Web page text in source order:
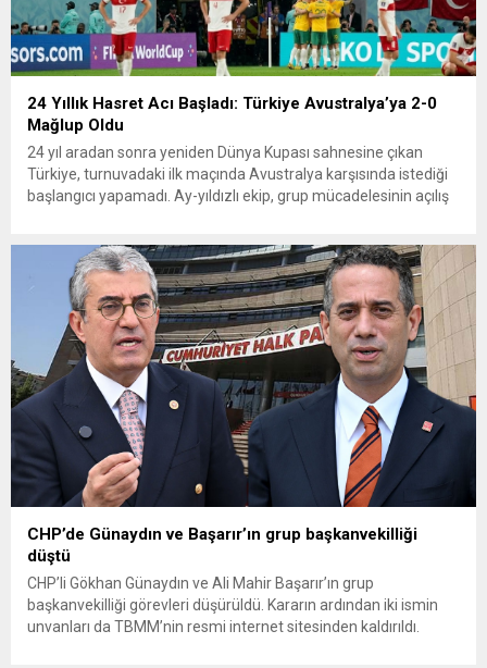
24 Yıllık Hasret Acı Başladı: Türkiye Avustralya’ya 2-0
Mağlup Oldu
24 yıl aradan sonra yeniden Dünya Kupası sahnesine çıkan
Türkiye, turnuvadaki ilk maçında Avustralya karşısında istediği
başlangıcı yapamadı. Ay-yıldızlı ekip, grup mücadelesinin açılış
itibaren iki takım da kontrollü bir oyun sergilerken, Avustralya
özellikle hızlı hücumlarla etkili olmaya...
CHP’de Günaydın ve Başarır’ın grup başkanvekilliği
düştü
CHP’li Gökhan Günaydın ve Ali Mahir Başarır’ın grup
başkanvekilliği görevleri düşürüldü. Kararın ardından iki ismin
unvanları da TBMM’nin resmi internet sitesinden kaldırıldı.